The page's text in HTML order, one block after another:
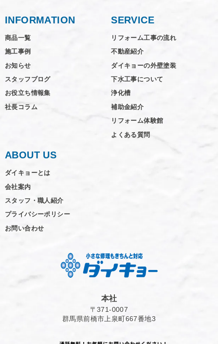
INFORMATION
商品一覧
施工事例
お知らせ
スタッフブログ
お役立ち情報集
社長コラム
SERVICE
リフォーム工事の流れ
不動産紹介
ダイキョーの外壁塗装
下水工事について
浄化槽
補助金紹介
リフォーム体験館
よくある質問
ABOUT US
ダイキョーとは
会社案内
スタッフ・職人紹介
プライバシーポリシー
お問い合わせ
本社
〒371-0007
群馬県前橋市上泉町667番地3